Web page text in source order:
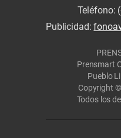
Teléfono:
Publicidad:
Prensmart
Pueblo
Copyright
Todos los